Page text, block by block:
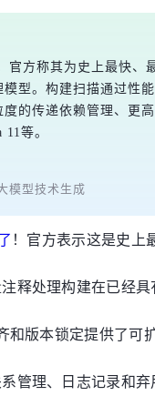
官方称其为史上最快、
模型。构建扫描通过性
度的传递依赖管理、更
等。
模型技术生成
！官方表示这是史上
释处理构建在已经
版本锁定提供了可
管理、日志记录和